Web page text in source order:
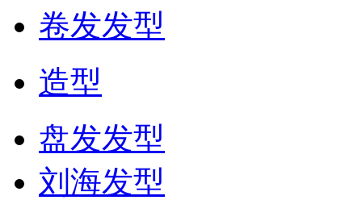
卷发发型
造型
盘发发型
刘海发型